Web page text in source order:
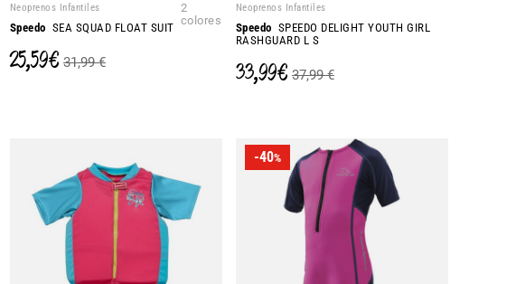
Neoprenos Infantiles
Speedo SEA SQUAD FLOAT SUIT
2
colores
25,59 € 31,99 €
Neoprenos Infantiles
Speedo SPEEDO DELIGHT YOUTH GIRL
RASHGUARD L S
33,99 € 37,99 €
-40%